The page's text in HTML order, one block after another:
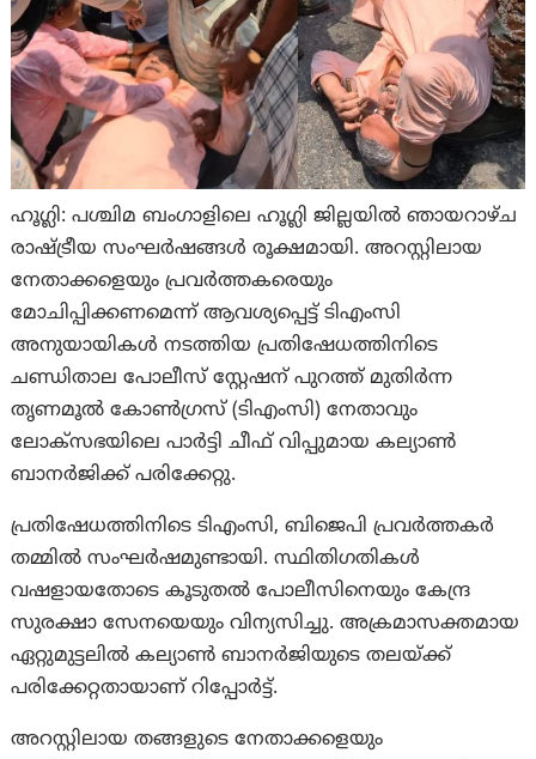
ഹൂഗ്ലി: പശ്ചിമ ബംഗാളിലെ ഹൂഗ്ലി ജില്ലയിൽ ഞായറാഴ്ച
രാഷ്ട്രീയ സംഘർഷങ്ങൾ രൂക്ഷമായി. അറസ്റ്റിലായ
നേതാക്കളെയും പ്രവർത്തകരെയും
മോചിപ്പിക്കണമെന്ന് ആവശ്യപ്പെട്ട് ടിഎംസി
അനുയായികൾ നടത്തിയ പ്രതിഷേധത്തിനിടെ
ചണ്ഡിതാല പോലീസ് സ്റ്റേഷന് പുറത്ത് മുതിർന്ന
തൃണമൂൽ കോൺഗ്രസ് (ടിഎംസി) നേതാവും
ലോക്സഭയിലെ പാർട്ടി ചീഫ് വിപ്പുമായ കല്യാൺ
ബാനർജിക്ക് പരിക്കേറ്റു.
പ്രതിഷേധത്തിനിടെ ടിഎംസി, ബിജെപി പ്രവർത്തകർ
തമ്മിൽ സംഘർഷമുണ്ടായി. സ്ഥിതിഗതികൾ
വഷളായതോടെ കൂടുതൽ പോലീസിനെയും കേന്ദ്ര
സുരക്ഷാ സേനയെയും വിന്യസിച്ചു. അക്രമാസക്തമായ
ഏറ്റുമുട്ടലിൽ കല്യാൺ ബാനർജിയുടെ തലയ്ക്ക്
പരിക്കേറ്റതായാണ് റിപ്പോർട്ട്.
അറസ്റ്റിലായ തങ്ങളുടെ നേതാക്കളെയും